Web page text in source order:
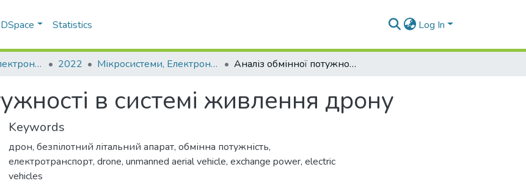
Statistics Log In
Мікросистеми, Електроніка та Акустика 2022 Мікросистеми, Електроніка та Акустика: науково-технічний журнал, Т. 27, № 1(120) Аналіз обмінної потужності в системі живлення дрону
в системі живлення дрону
Keywords
дрон, безпілотний літальний апарат, обмінна потужність,
електротранспорт, drone, unmanned aerial vehicle, exchange power, electric
vehicles